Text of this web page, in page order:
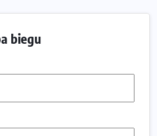
odkrywają trasę dzień po
więcej maratończyków
największych maratonów w
biegu